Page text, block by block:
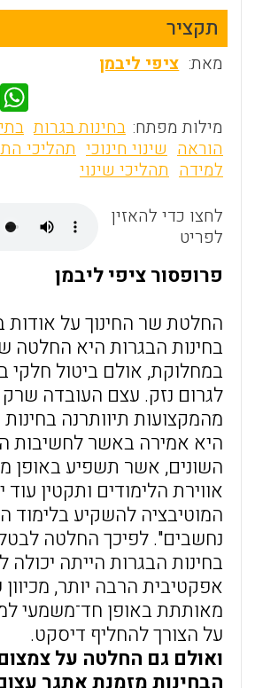
תקציר
מאת: ציפי ליבמן
מילות מפתח: בחינות בגרות
הוראה שינוי חינוכי תהליכי
למידה תהליכי שינוי
לחצו כדי להאזין
לפריט
פרופסור ציפי ליבמן
החלטת שר החינוך על אודות
בחינות הבגרות היא החלטה
במחלוקת, אולם ביטול חלקי
לגרום נזק. עצם העובדה
מהמקצועות תיוותרנה
היא אמירה באשר לחשיבות
השונים, אשר תשפיע באופן
אווירת הלימודים ותקטין
המוטיבציה להשקיע בלימוד
נחשבים". לפיכך החלטה
בחינות הבגרות הייתה יכולה
אפקטיבית הרבה יותר,
מאותתת באופן חד־משמעי
על הצורך להחליף דיסקט.
ואולם גם החלטה על